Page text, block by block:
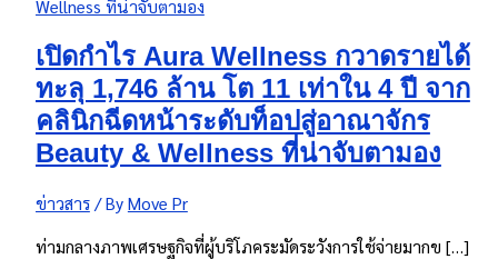
เปิดกำไร Aura Wellness กวาดรายได้
ทะลุ 1,746 ล้าน โต 11 เท่าใน 4 ปี จาก
คลินิกฉีดหน้าระดับท็อปสู่อาณาจักร
Beauty & Wellness ที่น่าจับตามอง
ข่าวสาร/ ByMove Pr
ท่ามกลางภาพเศรษฐกิจที่ผู้บริโภคระมัดระวังการใช้จ่ายมากข […]